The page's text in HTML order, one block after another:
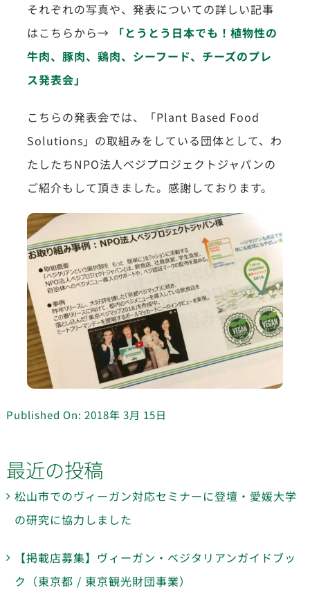
それぞれの写真や、発表についての詳しい記事
はこちらから→
「とうとう日本でも！植物性の
牛肉、豚肉、鶏肉、シーフード、チーズのプレ
ス発表会」
こちらの発表会では、「Plant Based Food
Solutions」の取組みをしている団体として、わ
たしたちNPO法人ベジプロジェクトジャパンの
ご紹介もして頂きました。感謝しております。
Published On: 2018年 3月 15日
最近の投稿
松山市でのヴィーガン対応セミナーに登壇・愛媛大学
の研究に協力しました
【掲載店募集】ヴィーガン・ベジタリアンガイドブッ
ク（東京都 / 東京観光財団事業）